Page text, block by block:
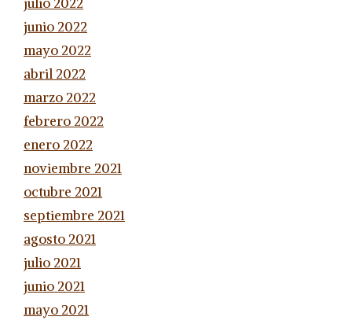
junio 2022
mayo 2022
abril 2022
marzo 2022
febrero 2022
enero 2022
noviembre 2021
octubre 2021
septiembre 2021
agosto 2021
julio 2021
junio 2021
mayo 2021